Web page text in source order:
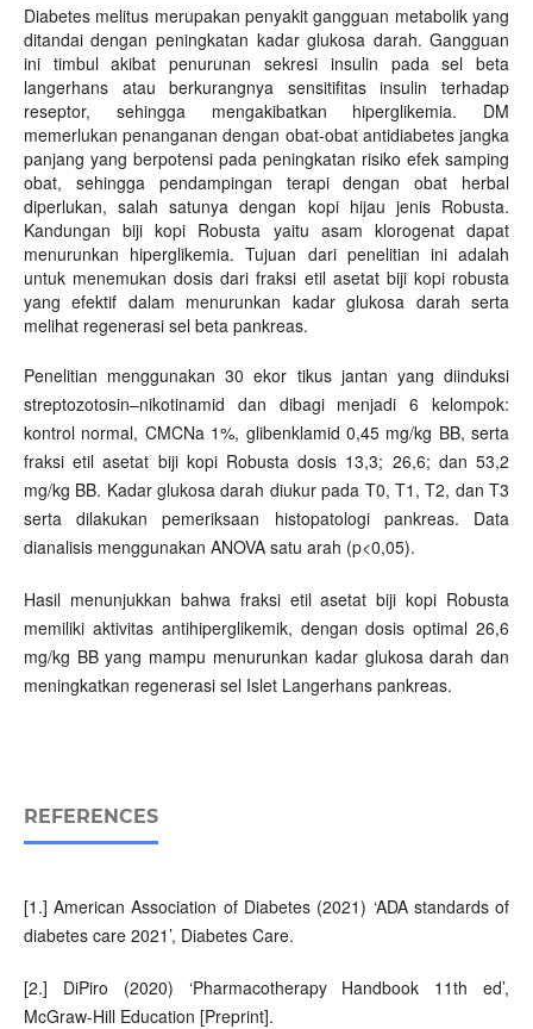
Diabetes melitus merupakan penyakit gangguan metabolik yang
ditandai dengan peningkatan kadar glukosa darah. Gangguan
ini timbul akibat penurunan sekresi insulin pada sel beta
langerhans atau berkurangnya sensitifitas insulin terhadap
reseptor, sehingga mengakibatkan hiperglikemia. DM
memerlukan penanganan dengan obat-obat antidiabetes jangka
panjang yang berpotensi pada peningkatan risiko efek samping
obat, sehingga pendampingan terapi dengan obat herbal
diperlukan, salah satunya dengan kopi hijau jenis Robusta.
Kandungan biji kopi Robusta yaitu asam klorogenat dapat
menurunkan hiperglikemia. Tujuan dari penelitian ini adalah
untuk menemukan dosis dari fraksi etil asetat biji kopi robusta
yang efektif dalam menurunkan kadar glukosa darah serta
melihat regenerasi sel beta pankreas.
Penelitian menggunakan 30 ekor tikus jantan yang diinduksi
streptozotosin–nikotinamid dan dibagi menjadi 6 kelompok:
kontrol normal, CMCNa 1%, glibenklamid 0,45 mg/kg BB, serta
fraksi etil asetat biji kopi Robusta dosis 13,3; 26,6; dan 53,2
mg/kg BB. Kadar glukosa darah diukur pada T0, T1, T2, dan T3
serta dilakukan pemeriksaan histopatologi pankreas. Data
dianalisis menggunakan ANOVA satu arah (p<0,05).
Hasil menunjukkan bahwa fraksi etil asetat biji kopi Robusta
memiliki aktivitas antihiperglikemik, dengan dosis optimal 26,6
mg/kg BB yang mampu menurunkan kadar glukosa darah dan
meningkatkan regenerasi sel Islet Langerhans pankreas.
REFERENCES
[1.] American Association of Diabetes (2021) ‘ADA standards of
diabetes care 2021’, Diabetes Care.
[2.] DiPiro (2020) ‘Pharmacotherapy Handbook 11th ed’,
McGraw-Hill Education [Preprint].